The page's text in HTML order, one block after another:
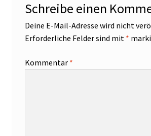
Schreibe einen
Deine E-Mail-Adresse wird nicht
Erforderliche Felder sind mit *
Kommentar *